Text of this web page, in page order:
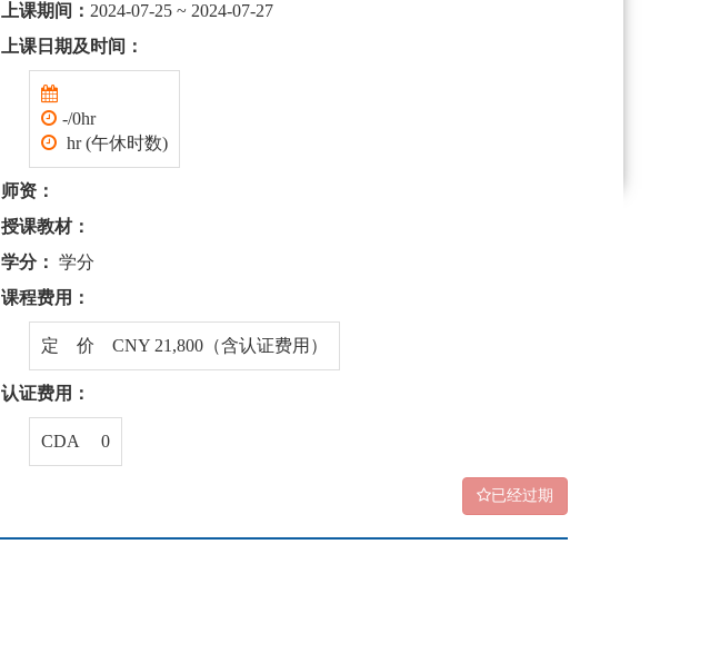
上课期间： 2024-07-25 ~ 2024-07-27
上课日期及时间：
-/0hr
hr (午休时数)
师资：
授课教材：
学分： 学分
课程费用：
定 价 CNY 21,800（含认证费用）
认证费用：
CDA 0
已经过期